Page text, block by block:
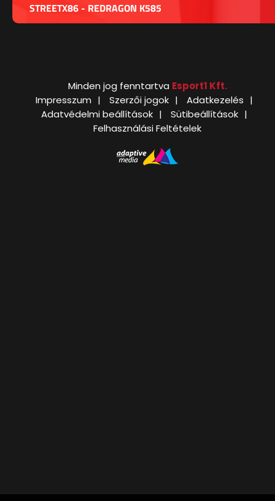
STREETX86 - REDRAGON K585
Minden jog fenntartva Esport1 Kft.
Impresszum
Szerzői jogok
Adatkezelés
Adatvédelmi beállítások
Sütibeállítások
Felhasználási Feltételek